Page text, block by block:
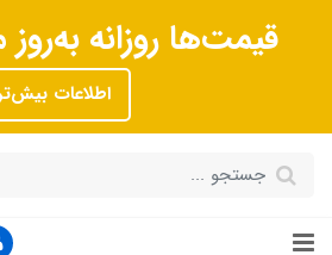
قیمت‌ها روزانه
اطلاعات